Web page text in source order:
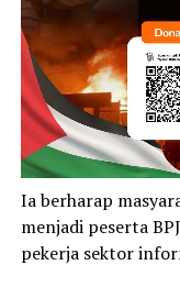
Ia berharap
menjadi peserta
pekerja sektor